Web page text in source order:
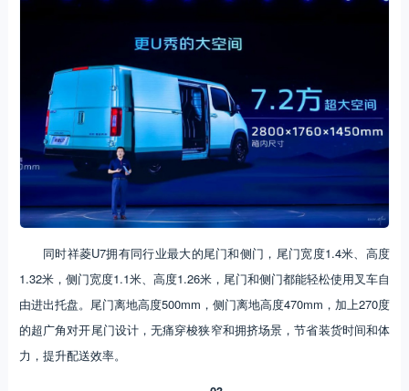
同时祥菱U7拥有同行业最大的尾门和侧门，尾门宽度1.4米、高度
1.32米，侧门宽度1.1米、高度1.26米，尾门和侧门都能轻松使用叉车自
由进出托盘。尾门离地高度500mm，侧门离地高度470mm，加上270度
的超广角对开尾门设计，无痛穿梭狭窄和拥挤场景，节省装货时间和体
力，提升配送效率。